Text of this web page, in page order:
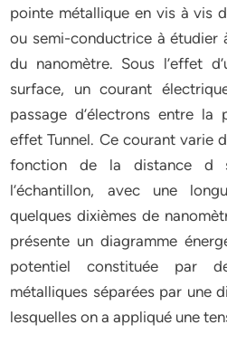
pointe métallique en vis à vis
ou semi-conductrice à étudier
du nanomètre. Sous l’effet
surface, un courant
passage d’électrons entre
effet Tunnel. Ce courant varie
fonction de la distance d
l’échantillon, avec une
quelques dixièmes de
présente un diagramme
potentiel constituée par
métalliques séparées par une
lesquelles on a appliqué une